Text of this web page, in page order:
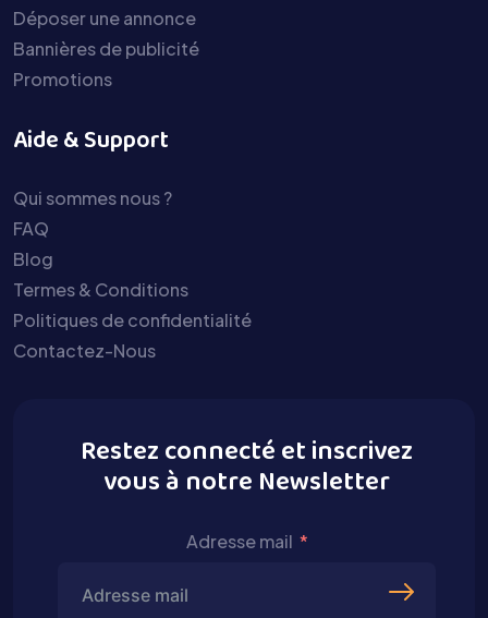
Déposer une annonce
Bannières de publicité
Promotions
Aide & Support
Qui sommes nous ?
FAQ
Blog
Termes & Conditions
Politiques de confidentialité
Contactez-Nous
Restez connecté et inscrivez
vous à notre Newsletter
Adresse mail